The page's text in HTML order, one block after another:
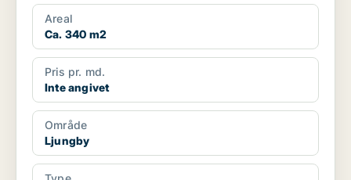
Areal
Ca. 340 m2
Pris pr. md.
Inte angivet
Område
Ljungby